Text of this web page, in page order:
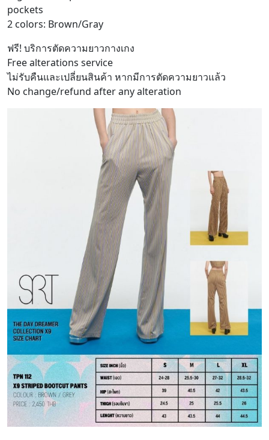
pockets
2 colors: Brown/Gray
ฟรี! บริการตัดความยาวกางเกง
Free alterations service
ไม่รับคืนและเปลี่ยนสินค้า หากมีการตัดความยาวแล้ว
No change/refund after any alteration